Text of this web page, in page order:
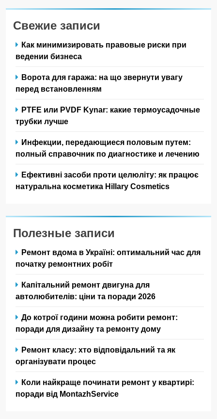
Свежие записи
Как минимизировать правовые риски при
ведении бизнеса
Ворота для гаража: на що звернути увагу
перед встановленням
PTFE или PVDF Kynar: какие термоусадочные
трубки лучше
Инфекции, передающиеся половым путем:
полный справочник по диагностике и лечению
Ефективні засоби проти целюліту: як працює
натуральна косметика Hillary Cosmetics
Полезные записи
Ремонт вдома в Україні: оптимальний час для
початку ремонтних робіт
Капітальний ремонт двигуна для
автолюбителів: ціни та поради 2026
До котрої години можна робити ремонт:
поради для дизайну та ремонту дому
Ремонт класу: хто відповідальний та як
організувати процес
Коли найкраще починати ремонт у квартирі:
поради від MontazhService